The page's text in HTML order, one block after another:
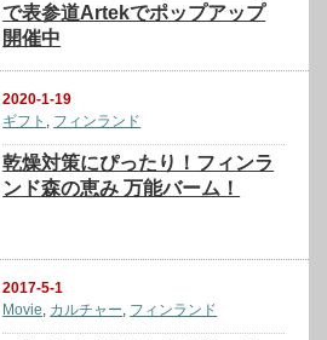
で表参道Artekでポップアップ
開催中
2020-1-19
ギフト , フィンランド
乾燥対策にぴったり！フィンラ
ンド森の恵み 万能バーム！
2017-5-1
Movie, カルチャー, フィンランド